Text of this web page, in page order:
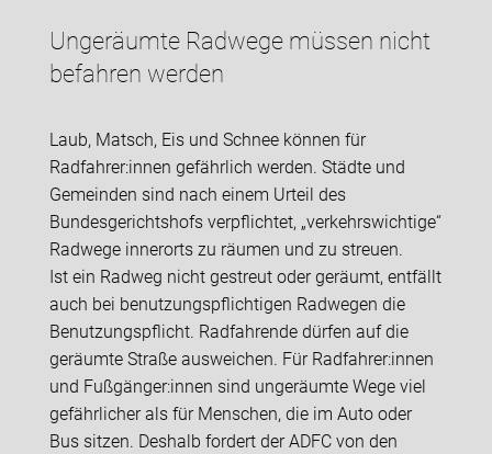
Ungeräumte Radwege müssen nicht
befahren werden
Laub, Matsch, Eis und Schnee können für
Radfahrer:innen gefährlich werden. Städte und
Gemeinden sind nach einem Urteil des
Bundesgerichtshofs verpflichtet, „verkehrswichtige“
Radwege innerorts zu räumen und zu streuen.
Ist ein Radweg nicht gestreut oder geräumt, entfällt
auch bei benutzungspflichtigen Radwegen die
Benutzungspflicht. Radfahrende dürfen auf die
geräumte Straße ausweichen. Für Radfahrer:innen
und Fußgänger:innen sind ungeräumte Wege viel
gefährlicher als für Menschen, die im Auto oder
Bus sitzen. Deshalb fordert der ADFC von den